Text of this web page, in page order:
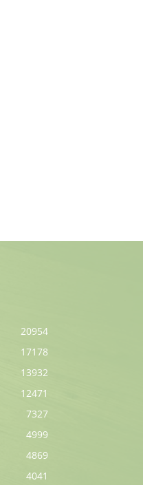
20954
17178
13932
12471
7327
4999
4869
4041